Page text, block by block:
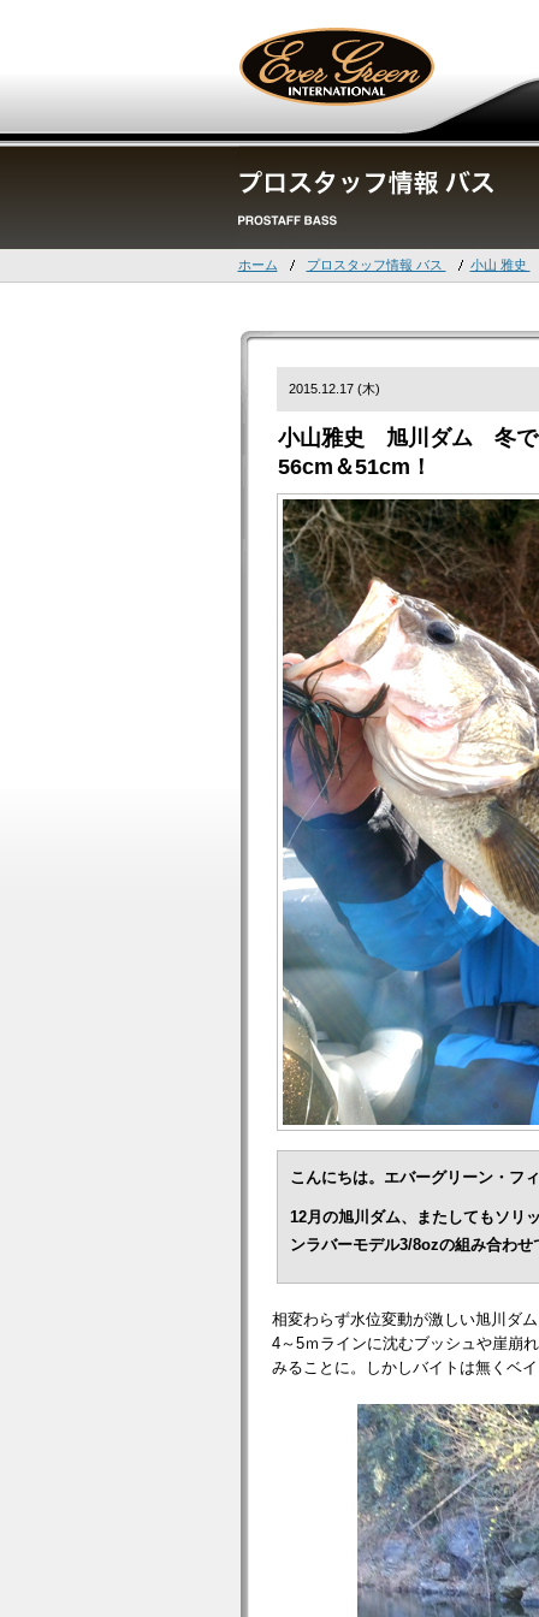
ホーム プロスタッフ情報 バス 小山 雅史
2015.12.17 (木)
小山雅史 旭川ダム 冬で
56cm＆51cm！
こんにちは。エバーグリーン・フ
12月の旭川ダム、またしてもソリ
ンラバーモデル3/8ozの組み合わせ
相変わらず水位変動が激しい旭川ダ
4～5ｍラインに沈むブッシュや崖崩
みることに。しかしバイトは無くベ